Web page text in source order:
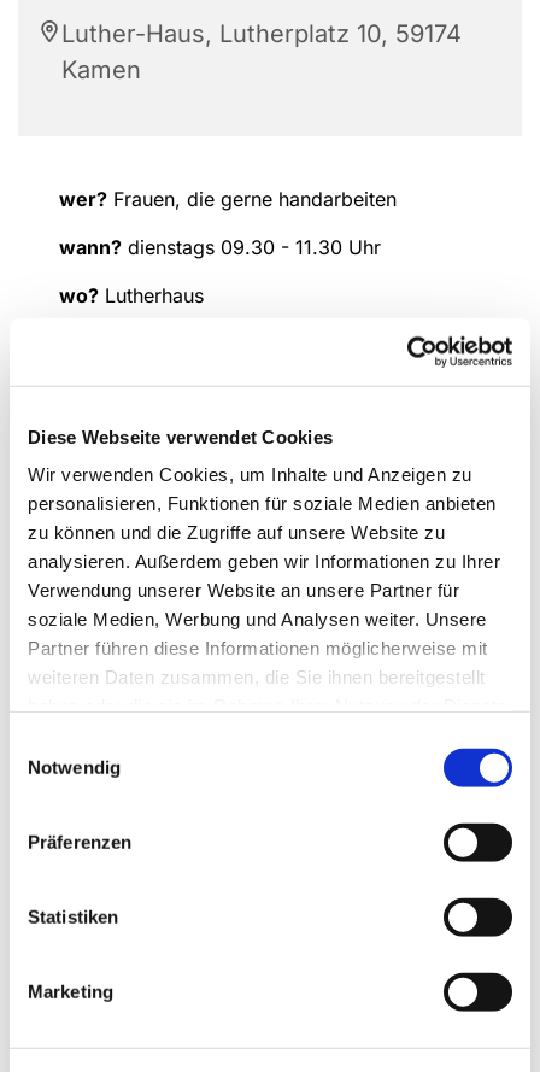
Diese Webseite verwendet Cookies
Wir verwenden Cookies, um Inhalte und Anzeigen zu
personalisieren, Funktionen für soziale Medien anbieten
zu können und die Zugriffe auf unsere Website zu
analysieren. Außerdem geben wir Informationen zu Ihrer
Verwendung unserer Website an unsere Partner für
soziale Medien, Werbung und Analysen weiter. Unsere
Partner führen diese Informationen möglicherweise mit
weiteren Daten zusammen, die Sie ihnen bereitgestellt
Notwendig
Präferenzen
Statistiken
Marketing
Luther-Haus, Lutherplatz 10, 59174
Kamen
wer?Frauen, die gerne handarbeiten
wann?dienstags 09.30 - 11.30 Uhr
wo?Lutherhaus
: Liesel Meier (Tel: 02307 / 916 6230)
Dies könnte Sie auch